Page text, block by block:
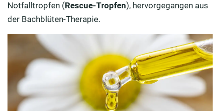
Notfalltropfen (Rescue-Tropfen), hervorgegangen aus
der Bachblüten-Therapie.